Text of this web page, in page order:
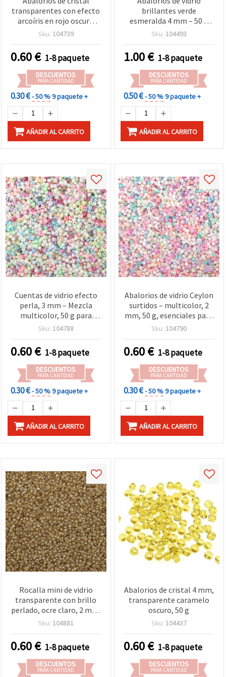
transparentes con efecto
arcoíris en rojo oscuro
elegante – 2 mm, 50 g,
romántica, pulseras y
pendientes
Sku: 104739
0.60€ 1-8 paquete
DESCUENTOS
PARA CANTIDAD
0.30 €- 50 %9 paquete +
AÑADIR AL CARRITO
brillantes verde
esmeralda 4 mm – 50 g
para bisutería y
Sku: 104493
1.00€ 1-8 paquete
DESCUENTOS
PARA CANTIDAD
0.50 €- 50 %9 paquete +
AÑADIR AL CARRITO
Cuentas de vidrio efecto
perla, 3 mm – Mezcla
multicolor, 50 g para
bisutería y decoración
Sku: 104788
0.60€ 1-8 paquete
DESCUENTOS
PARA CANTIDAD
0.30 €- 50 %9 paquete +
AÑADIR AL CARRITO
Abalorios de vidrio Ceylon
surtidos – multicolor, 2
mm, 50 g, esenciales para
bisutería DIY, trabajos con
decorativas
Sku: 104790
0.60€ 1-8 paquete
DESCUENTOS
PARA CANTIDAD
0.30 €- 50 %9 paquete +
AÑADIR AL CARRITO
Rocalla mini de vidrio
transparente con brillo
perlado, ocre claro, 2 mm,
50 g para manualidades y
Sku: 104881
0.60€ 1-8 paquete
DESCUENTOS
PARA CANTIDAD
Abalorios de cristal 4 mm,
transparente caramelo
oscuro, 50 g
Sku: 104437
0.60€ 1-8 paquete
DESCUENTOS
PARA CANTIDAD